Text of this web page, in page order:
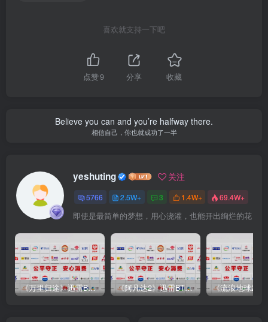
喜欢就支持一下吧
点赞9 分享 收藏
Believe you can and you’re halfway there.
相信自己，你也就成功了一半
yeshuting 关注
5766 2.5W+ 3 1.4W+ 69.4W+
即使是最简单的梦想，用心浇灌，也能开出绚烂的花
《万里归途》迅雷BT完整下载[mp3／3.14GB／2.15GB 《阿凡达2》迅雷BT完整下载[MP4／3.12GB／5.35GB]中